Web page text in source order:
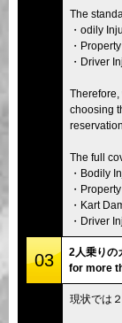
The
・odily
・
・Driver
choosing
The full
・Bodily
・
・Kart
・Driver
03
2人乗りの
for more
現状では